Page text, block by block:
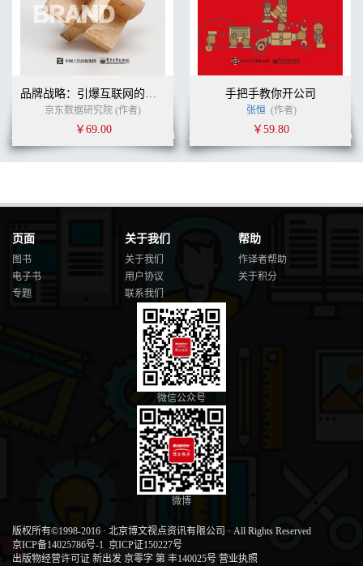
............................................................................ 107
一个有情怀和梦想的现代农人的网红与IP 之路 ...................... 113
网红与IP 最需要有故事
...................................................................... 113
吕华铁农红IP 修炼的十一条真经 ......................................................
122
真人互粉，口碑传播 ....................................................................
一剑只为江湖情
.................................................................................... 130
一腔怒吼震破空
风风火火两行泪
.................................................................................... 131
武功秘籍终汇成
.................................................................................... 131
闭关修炼终于成
.................................................................................... 133
04 玩转网红与IP 经济 .......................................135
网红与IP 经济于2016 年年初成长，目前还处在红利期。面对未来快
速迭代，谁也无法告诉你固定的模式和套路。你需要做的是赶紧上
路，快速行动。在路上行走时看到更远的路，是想在网红与IP 经济
业界良心，给你的网红与IP 经济泼一盆冷水 .......................... 136
网红与IP 是必然后的偶然
.................................................................. 136
行动是打造网红与IP 的第一步
.......................................................... 137
网红与IP 为移动社交电商拉开一扇窗 ..............................................
利用网红与IP 玩转移动社交电商 ......................................................
139
网红与IP 的自媒体四项修炼 ...................................................... 141
品牌战略：引爆互联网的中国品牌运营故事
京东数据研究院 (作者)
￥69.00
手把手教你开公司
张恒 (作者)
￥59.80
页面
图书
电子书
专题
关于我们
关于我们
用户协议
联系我们
帮助
作译者帮助
关于积分
微信公众号
微博
版权所有©1998-2016 · 北京博文视点资讯有限公司 · All Rights Reserved
京ICP备14025786号-1 京ICP证150227号
出版物经营许可证 新出发 京零字 第 丰140025号 营业执照